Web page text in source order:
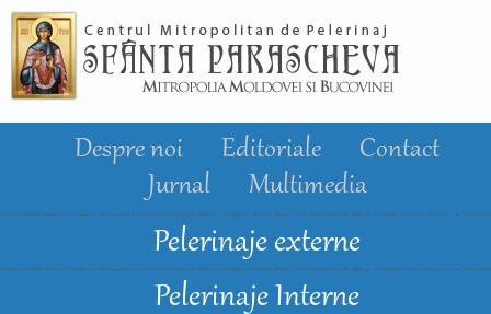
conţinutul
principal
Despre noi Editoriale
Contact
Jurnal
Multimedia
Pelerinaje externe
Pelerinaje Interne